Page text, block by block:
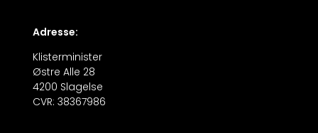
Adresse:
Klisterminister
Østre Alle 28
4200 Slagelse
CVR: 38367986